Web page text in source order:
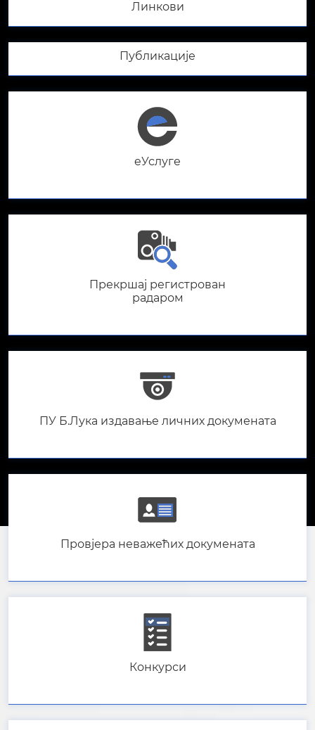
Линкови
Публикације
eУслуге
Прекршај регистрован
радаром
ПУ Б.Лука издавање личних докумената
Провјера неважећих докумената
Конкурси